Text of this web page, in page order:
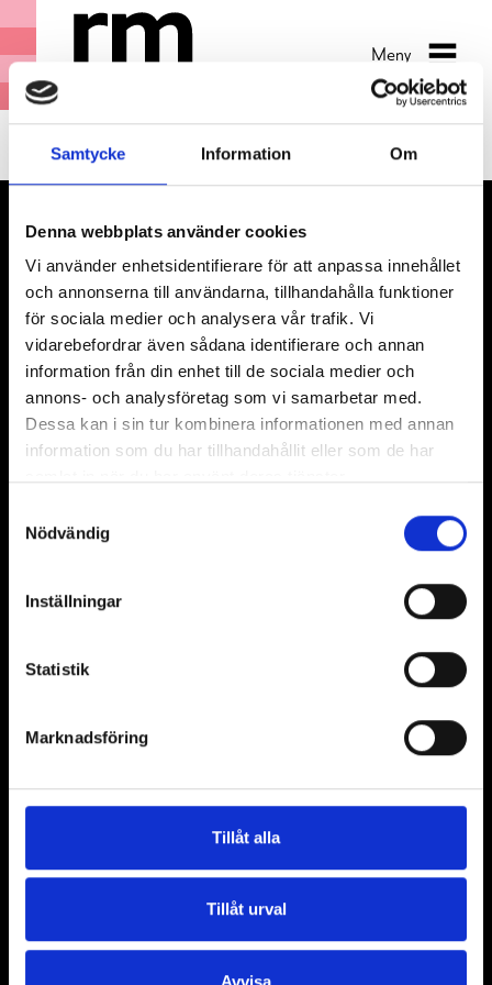
Samtycke Information Om
Denna webbplats använder cookies
Vi använder enhetsidentifierare för att anpassa innehållet
och annonserna till användarna, tillhandahålla funktioner
för sociala medier och analysera vår trafik. Vi
vidarebefordrar även sådana identifierare och annan
information från din enhet till de sociala medier och
annons- och analysföretag som vi samarbetar med.
Dessa kan i sin tur kombinera informationen med annan
information som du har tillhandahållit eller som de har
Nödvändig
Inställningar
Statistik
Marknadsföring
Tillåt alla
Tillåt urval
Avvisa
Meny
Besök
HS utställning
10600 Ekenäs
+358 (0) 19 289 2512
FacebookInstagram